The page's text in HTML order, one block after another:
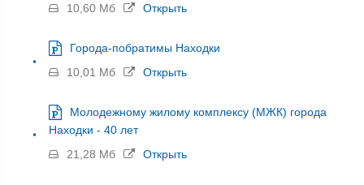
10,60 Мб
Открыть
Города-побратимы Находки
10,01 Мб
Открыть
Молодежному жилому комплексу (МЖК) города
Находки - 40 лет
21,28 Мб
Открыть